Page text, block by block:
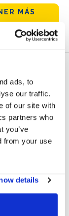
ads, to
our traffic.
of our site with
partners who
you’ve
from your use
details
MÁS
VIDEO DE MONTAJE
10°. El
XC4 y una
lastre a los
sino
una funda
equipado con